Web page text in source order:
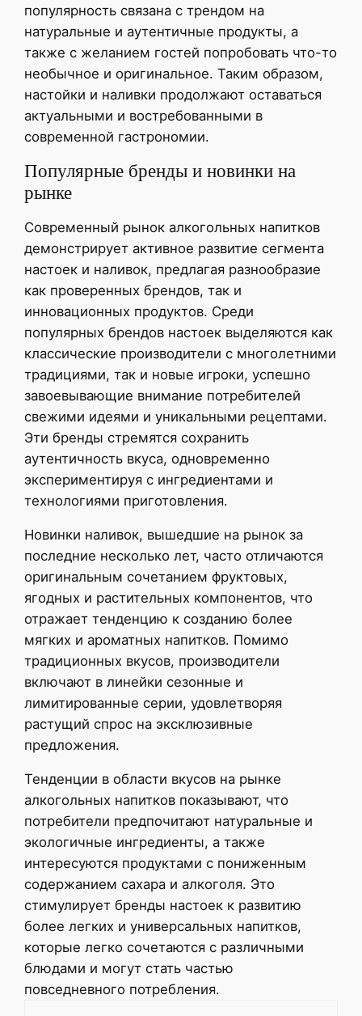
популярность связана с трендом на
натуральные и аутентичные продукты, а
также с желанием гостей попробовать что-то
необычное и оригинальное. Таким образом,
настойки и наливки продолжают оставаться
актуальными и востребованными в
современной гастрономии.
Популярные бренды и новинки на
рынке
Современный рынок алкогольных напитков
демонстрирует активное развитие сегмента
настоек и наливок, предлагая разнообразие
как проверенных брендов, так и
инновационных продуктов. Среди
популярных брендов настоек выделяются как
классические производители с многолетними
традициями, так и новые игроки, успешно
завоевывающие внимание потребителей
свежими идеями и уникальными рецептами.
Эти бренды стремятся сохранить
аутентичность вкуса, одновременно
экспериментируя с ингредиентами и
технологиями приготовления.
Новинки наливок, вышедшие на рынок за
последние несколько лет, часто отличаются
оригинальным сочетанием фруктовых,
ягодных и растительных компонентов, что
отражает тенденцию к созданию более
мягких и ароматных напитков. Помимо
традиционных вкусов, производители
включают в линейки сезонные и
лимитированные серии, удовлетворяя
растущий спрос на эксклюзивные
предложения.
Тенденции в области вкусов на рынке
алкогольных напитков показывают, что
потребители предпочитают натуральные и
экологичные ингредиенты, а также
интересуются продуктами с пониженным
содержанием сахара и алкоголя. Это
стимулирует бренды настоек к развитию
более легких и универсальных напитков,
которые легко сочетаются с различными
блюдами и могут стать частью
повседневного потребления.